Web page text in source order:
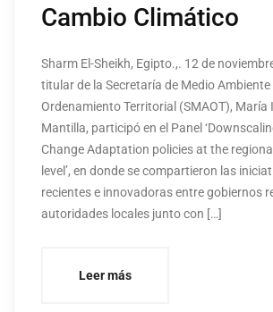
Cambio Climático
Sharm El-Sheikh, Egipto.,. 12 de
titular de la Secretaría de Medio Ambiente
Ordenamiento Territorial (SMAOT), María
Mantilla, participó en el Panel
Change Adaptation policies at the
level’, en donde se compartieron las
recientes e innovadoras entre gobiernos
autoridades locales junto con […]
Leer más